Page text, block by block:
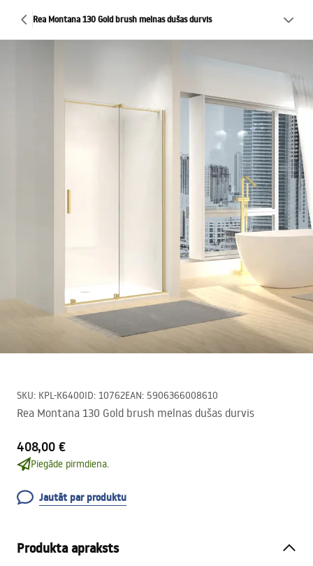
Rea Montana 130 Gold brush melnas dušas durvis
SKU: KPL-K6400ID: 10762EAN: 5906366008610
Rea Montana 130 Gold brush melnas dušas durvis
408,00 €
Piegāde pirmdiena.
Jautāt par produktu
Produkta apraksts